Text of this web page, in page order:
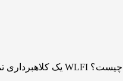
یک کلاهبرداری تمام‌عیار؛ ماجرای سرقت و مسدود شدن توکن‌های WLFI چیست؟